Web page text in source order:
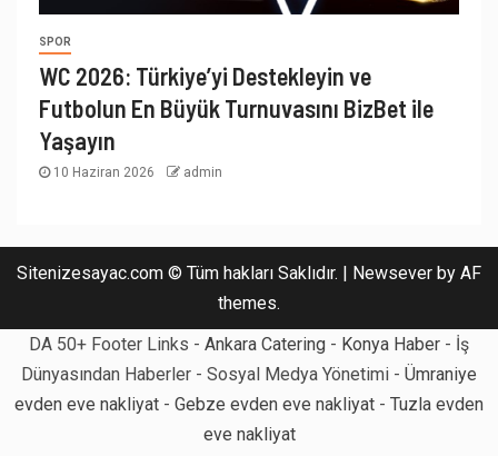
SPOR
WC 2026: Türkiye’yi Destekleyin ve
Futbolun En Büyük Turnuvasını BizBet ile
Yaşayın
10 Haziran 2026 admin
Sitenizesayac.com © Tüm hakları Saklıdır. | Newsever by AF
themes.
DA 50+ Footer Links - Ankara Catering - Konya Haber - İş
Dünyasından Haberler - Sosyal Medya Yönetimi - Ümraniye
evden eve nakliyat - Gebze evden eve nakliyat - Tuzla evden
eve nakliyat